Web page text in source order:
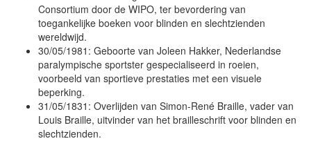
Consortium door de WIPO, ter bevordering van
toegankelijke boeken voor blinden en slechtzienden
wereldwijd.
30/05/1981: Geboorte van Joleen Hakker, Nederlandse
paralympische sportster gespecialiseerd in roeien,
voorbeeld van sportieve prestaties met een visuele
beperking.
31/05/1831: Overlijden van Simon-René Braille, vader van
Louis Braille, uitvinder van het brailleschrift voor blinden en
slechtzienden.